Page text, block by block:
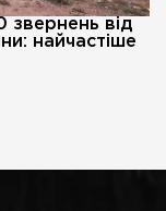
звернень від
найчастіше